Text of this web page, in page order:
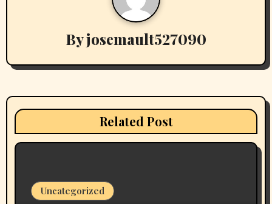
a
t
o
Byjosemault527090
Related Post
Uncategorized